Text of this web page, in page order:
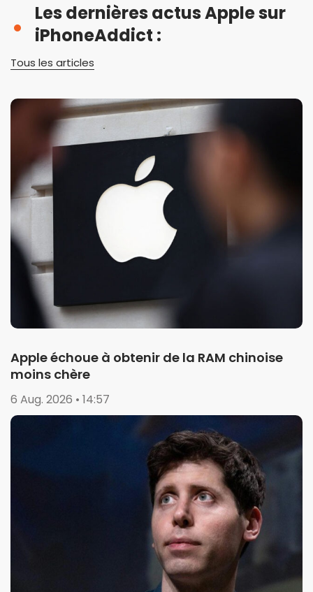
Les dernières actus Apple sur
iPhoneAddict :
Tous les articles
Apple échoue à obtenir de la RAM chinoise
moins chère
6 Aug. 2026 • 14:57